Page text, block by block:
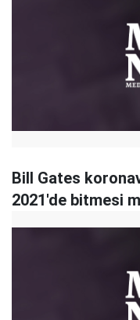
Bill Gates
2021'de bitmesi